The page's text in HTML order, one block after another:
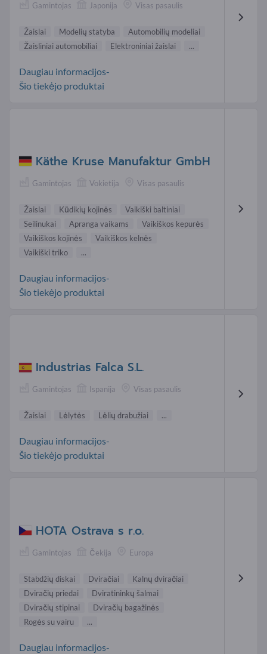
Gamintojas Japonija Visas pasaulis
Žaislai Modelių statyba
Automobilių modeliai
Žaisliniai automobiliai
Elektroniniai žaislai ...
Daugiau informacijos-
Šio tiekėjo produktai
Käthe Kruse Manufaktur GmbH
Gamintojas Vokietija Visas pasaulis
Žaislai Kūdikių kojinės
Vaikiški baltiniai
Seilinukai
Apranga vaikams
Vaikiškos kepurės
Vaikiškos kojinės
Vaikiškos kelnės
Vaikiški triko
...
Daugiau informacijos-
Šio tiekėjo produktai
Industrias Falca S.L.
Gamintojas Ispanija Visas pasaulis
Žaislai Lėlytės Lėlių drabužiai ...
Daugiau informacijos-
Šio tiekėjo produktai
HOTA Ostrava s r.o.
Gamintojas Čekija Europa
Stabdžių diskai Dviračiai
Kalnų dviračiai
Dviračių priedai
Dviratininkų šalmai
Dviračių stipinai
Dviračių bagažinės
Rogės su vairu
...
Daugiau informacijos-